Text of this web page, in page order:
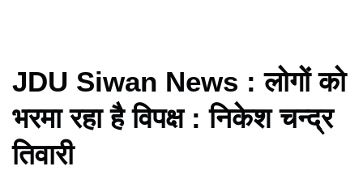
JDU Siwan News : लोगों को
भरमा रहा है विपक्ष : निकेश चन्द्र
तिवारी